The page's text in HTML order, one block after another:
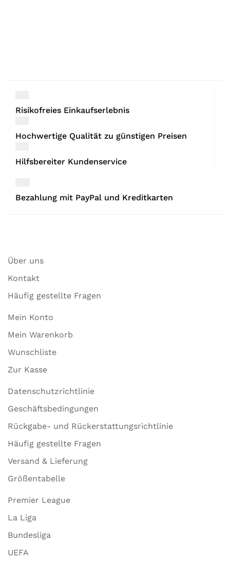
Risikofreies Einkaufserlebnis
Hochwertige Qualität zu günstigen Preisen
Hilfsbereiter Kundenservice
Bezahlung mit PayPal und Kreditkarten
Über uns
Kontakt
Häufig gestellte Fragen
Mein Konto
Mein Warenkorb
Wunschliste
Zur Kasse
Datenschutzrichtlinie
Geschäftsbedingungen
Rückgabe- und Rückerstattungsrichtlinie
Häufig gestellte Fragen
Versand & Lieferung
Größentabelle
Premier League
La Liga
Bundesliga
UEFA